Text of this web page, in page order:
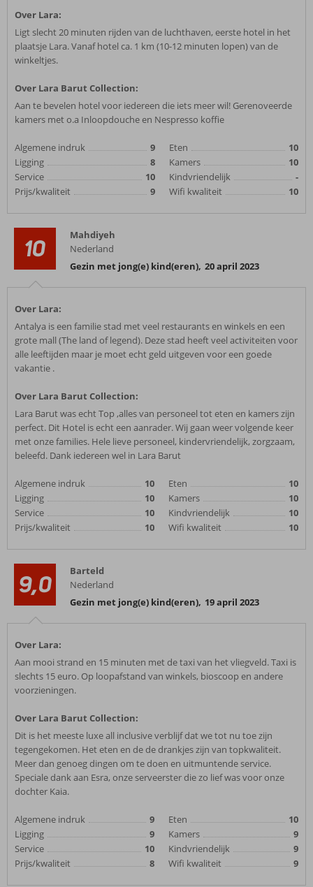
Over Lara:
Ligt slecht 20 minuten rijden van de luchthaven, eerste hotel in het
plaatsje Lara. Vanaf hotel ca. 1 km (10-12 minuten lopen) van de
winkeltjes.
Over Lara Barut Collection:
Aan te bevelen hotel voor iedereen die iets meer wil! Gerenoveerde
kamers met o.a Inloopdouche en Nespresso koffie
Algemene indruk
9
Ligging
8
Service
10
Prijs/kwaliteit
9
Eten
10
Kamers
10
Kindvriendelijk
-
Wifi kwaliteit
10
10
Mahdiyeh
Nederland
Gezin met jong(e) kind(eren), 20 april 2023
Over Lara:
Antalya is een familie stad met veel restaurants en winkels en een
grote mall (The land of legend). Deze stad heeft veel activiteiten voor
alle leeftijden maar je moet echt geld uitgeven voor een goede
vakantie .
Over Lara Barut Collection:
Lara Barut was echt Top ,alles van personeel tot eten en kamers zijn
perfect. Dit Hotel is echt een aanrader. Wij gaan weer volgende keer
met onze families. Hele lieve personeel, kindervriendelijk, zorgzaam,
beleefd. Dank iedereen wel in Lara Barut
Algemene indruk
10
Ligging
10
Service
10
Prijs/kwaliteit
10
Eten
10
Kamers
10
Kindvriendelijk
10
Wifi kwaliteit
10
9,0
Barteld
Nederland
Gezin met jong(e) kind(eren), 19 april 2023
Over Lara:
Aan mooi strand en 15 minuten met de taxi van het vliegveld. Taxi is
slechts 15 euro. Op loopafstand van winkels, bioscoop en andere
voorzieningen.
Over Lara Barut Collection:
Dit is het meeste luxe all inclusive verblijf dat we tot nu toe zijn
tegengekomen. Het eten en de de drankjes zijn van topkwaliteit.
Meer dan genoeg dingen om te doen en uitmuntende service.
Speciale dank aan Esra, onze serveerster die zo lief was voor onze
dochter Kaia.
Algemene indruk
9
Ligging
9
Service
10
Prijs/kwaliteit
8
Eten
10
Kamers
9
Kindvriendelijk
9
Wifi kwaliteit
9